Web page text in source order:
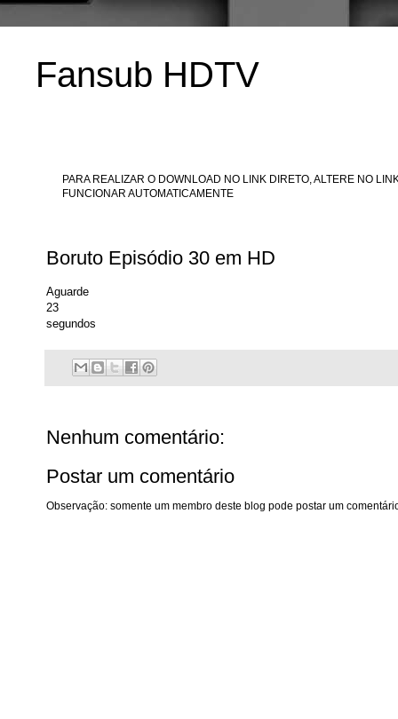
Fansub HDTV
PARA REALIZAR O DOWNLOAD NO LINK DIRETO, ALTERE NO
FUNCIONAR AUTOMATICAMENTE
Boruto Episódio 30 em HD
Aguarde
23
segundos
Nenhum comentário:
Postar um comentário
Observação: somente um membro deste blog pode postar um